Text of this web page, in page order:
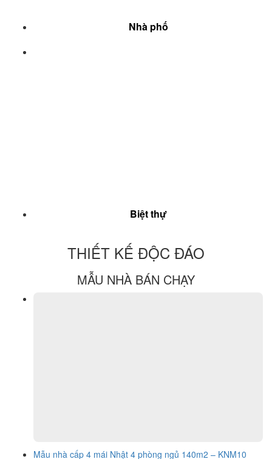
Nhà phố
Biệt thự
THIẾT KẾ ĐỘC ĐÁO
MẪU NHÀ BÁN CHẠY
Mẫu nhà cấp 4 mái Nhật 4 phòng ngủ 140m2 – KNM10